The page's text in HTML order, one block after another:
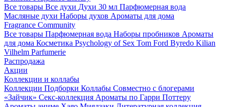
Все товары Все духи Духи 30 мл Парфюмерная вода
Масляные духи Наборы духов Ароматы для дома
Fragrance Community
Все товары Парфюмерная вода Наборы пробников Ароматы
для дома Косметика Psychology of Sex Tom Ford Byredo Kilian
Vilhelm Parfumerie
Распродажа
Акции
Коллекции и коллабы
Коллекции Подборки Коллабы Совместно с блогерами
«Зайчик» Секс-коллекция Ароматы по Гарри Поттеру